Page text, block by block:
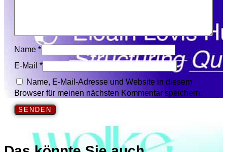
Name *
E-Mail *
Name, E-Mail-Adresse und Website in diesem
Browser für meinen nächsten Kommentar speichern.